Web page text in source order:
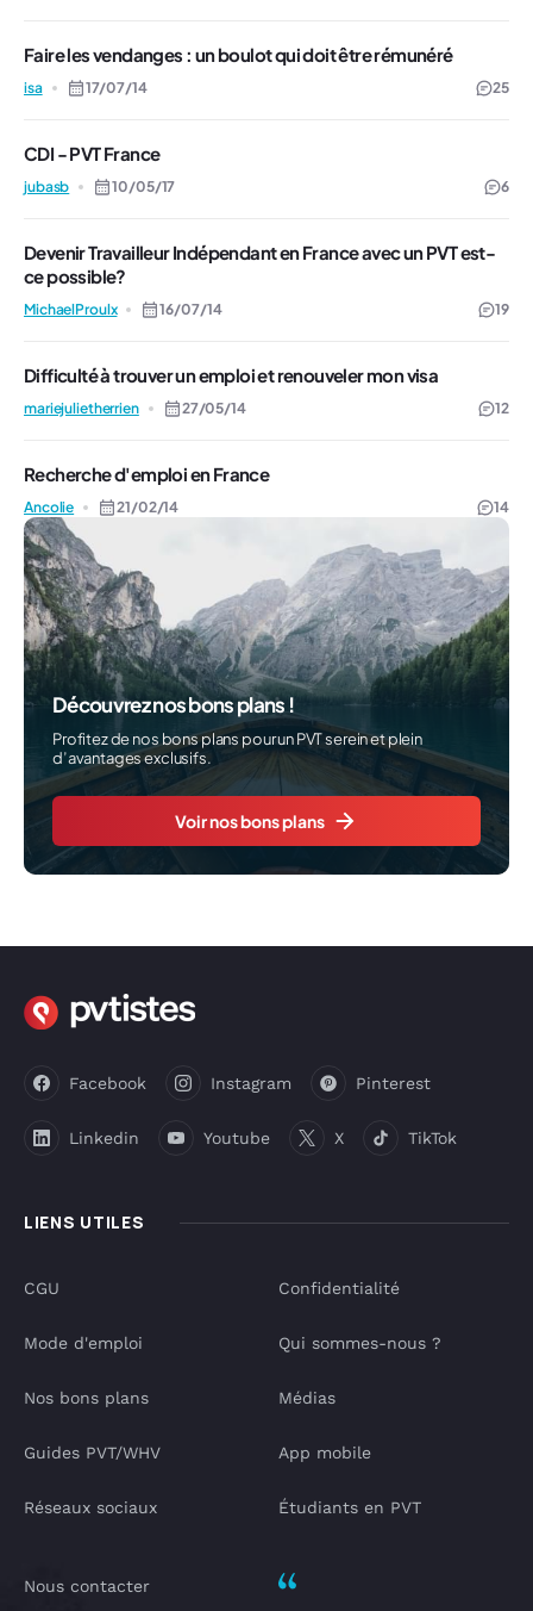
Faire les vendanges : un boulot qui doit être rémunéré
isa 17/07/14 25
CDI - PVT France
jubasb 10/05/17 6
Devenir Travailleur Indépendant en France avec un PVT est-
ce possible?
MichaelProulx 16/07/14 19
Difficulté à trouver un emploi et renouveler mon visa
mariejulietherrien 27/05/14 12
Recherche d'emploi en France
Ancolie 21/02/14 14
Découvrez nos bons plans !
Profitez de nos bons plans pour un PVT serein et plein
d’avantages exclusifs.
Voir nos bons plans
LIENS UTILES
Facebook Instagram Pinterest
Linkedin Youtube X TikTok
CGU
Mode d'emploi
Nos bons plans
Guides PVT/WHV
Réseaux sociaux
Confidentialité
Qui sommes-nous ?
Médias
App mobile
Étudiants en PVT
Nous contacter